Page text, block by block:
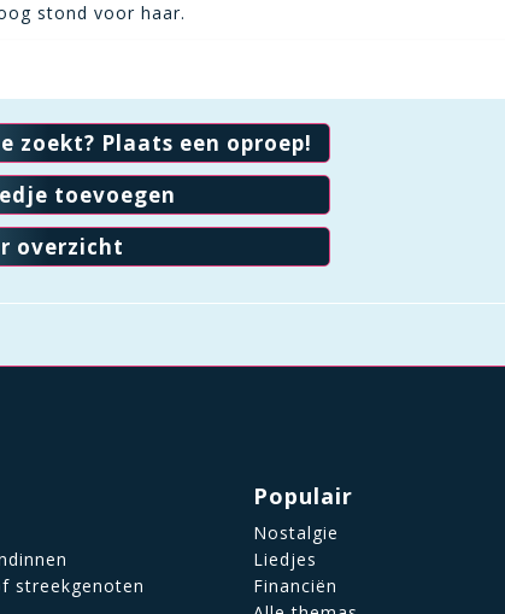
stond voor haar.
zoekt? Plaats een oproep!
toevoegen
overzicht
streekgenoten
Populair
Nostalgie
Liedjes
Financiën